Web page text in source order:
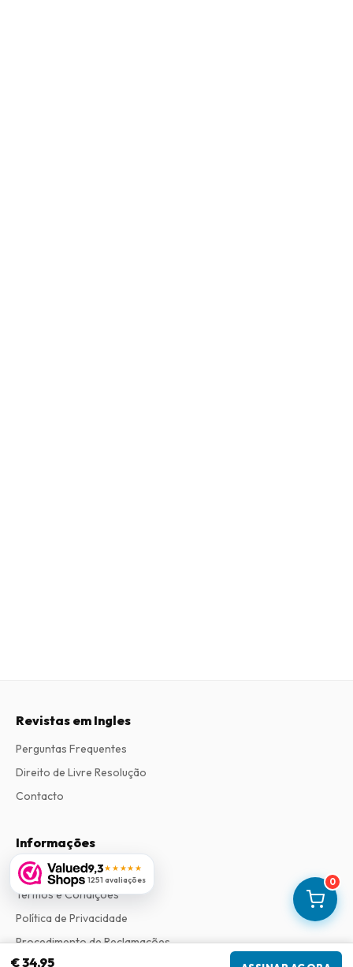
0
€ 34,95
9,3★★★★★
1251 avaliações
Revistas em Ingles
Perguntas Frequentes
Direito de Livre Resolução
Contacto
Informações
Sobre Nós
Termos e Condições
Política de Privacidade
Procedimento de Reclamações